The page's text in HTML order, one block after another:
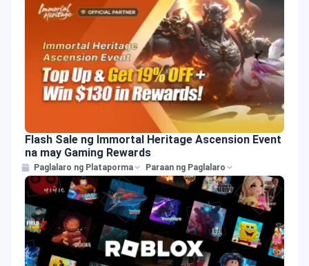
Flash Sale ng Immortal Heritage Ascension Event
na may Gaming Rewards
Paglalaro ng Plataporma Paraan ng Paglalaro